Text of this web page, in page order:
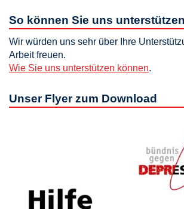
So können Sie uns unterstützen
Wir würden uns sehr über Ihre
Arbeit freuen.
Wie Sie uns unterstützen können.
Unser Flyer zum Download